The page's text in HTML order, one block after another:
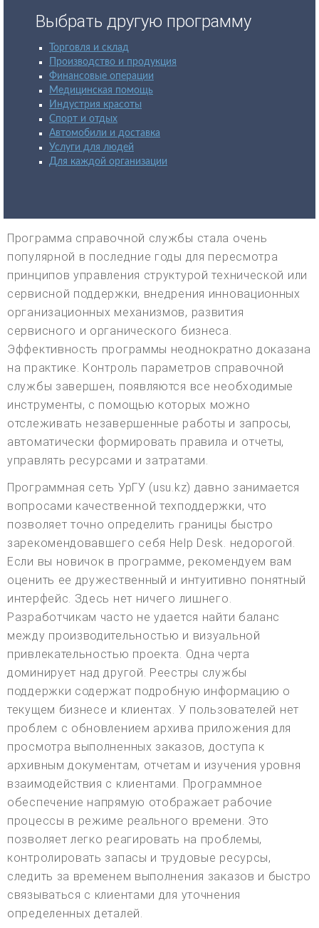
Выбрать другую программу
Торговля и склад
Производство и продукция
Финансовые операции
Медицинская помощь
Индустрия красоты
Спорт и отдых
Автомобили и доставка
Услуги для людей
Для каждой организации
Программа справочной службы стала очень
популярной в последние годы для пересмотра
принципов управления структурой технической или
сервисной поддержки, внедрения инновационных
организационных механизмов, развития
сервисного и органического бизнеса.
Эффективность программы неоднократно доказана
на практике. Контроль параметров справочной
службы завершен, появляются все необходимые
инструменты, с помощью которых можно
отслеживать незавершенные работы и запросы,
автоматически формировать правила и отчеты,
управлять ресурсами и затратами.
Программная сеть УрГУ (usu.kz) давно занимается
вопросами качественной техподдержки, что
позволяет точно определить границы быстро
зарекомендовавшего себя Help Desk. недорогой.
Если вы новичок в программе, рекомендуем вам
оценить ее дружественный и интуитивно понятный
интерфейс. Здесь нет ничего лишнего.
Разработчикам часто не удается найти баланс
между производительностью и визуальной
привлекательностью проекта. Одна черта
доминирует над другой. Реестры службы
поддержки содержат подробную информацию о
текущем бизнесе и клиентах. У пользователей нет
проблем с обновлением архива приложения для
просмотра выполненных заказов, доступа к
архивным документам, отчетам и изучения уровня
взаимодействия с клиентами. Программное
обеспечение напрямую отображает рабочие
процессы в режиме реального времени. Это
позволяет легко реагировать на проблемы,
контролировать запасы и трудовые ресурсы,
следить за временем выполнения заказов и быстро
связываться с клиентами для уточнения
определенных деталей.